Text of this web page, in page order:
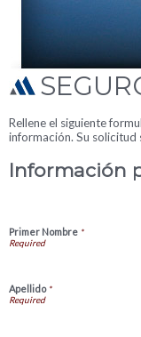
Rellene el siguiente
información. Su
Información
Primer Nombre *
Apellido*